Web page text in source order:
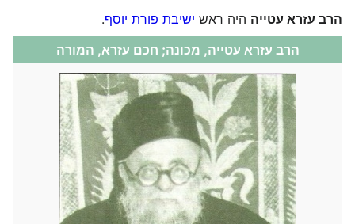
הרב עזרא עטייה היה ראש ישיבת פורת יוסף.
הרב עזרא עטייה, מכונה; חכם עזרא, המורה